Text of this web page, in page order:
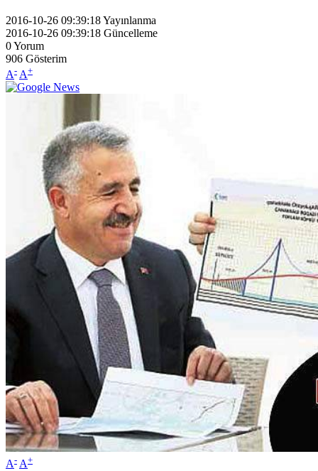
2016-10-26 09:39:18Yayınlanma
2016-10-26 09:39:18 Güncelleme
0Yorum
906 Gösterim
A- A+
A- A+